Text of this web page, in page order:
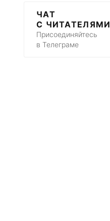
ЧАТ
С ЧИТАТЕЛЯМИ
Присоединяйтесь
в Телеграме